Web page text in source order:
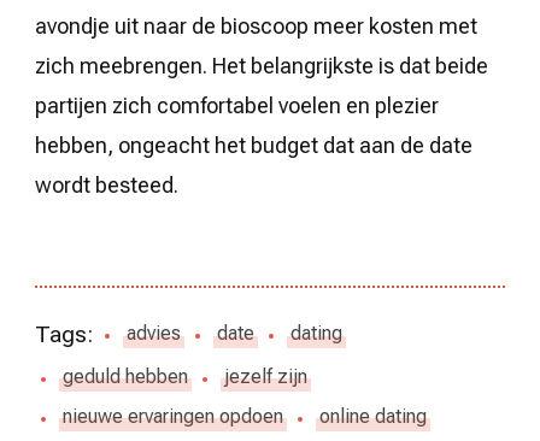
avondje uit naar de bioscoop meer kosten met
zich meebrengen. Het belangrijkste is dat beide
partijen zich comfortabel voelen en plezier
hebben, ongeacht het budget dat aan de date
wordt besteed.
Tags: advies date
dating
geduld hebben
jezelf zijn
nieuwe ervaringen opdoen
online dating